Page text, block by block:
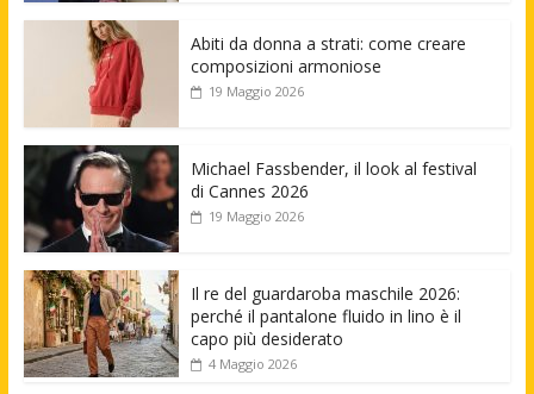
Abiti da donna a strati: come creare
composizioni armoniose
19 Maggio 2026
Michael Fassbender, il look al festival
di Cannes 2026
19 Maggio 2026
Il re del guardaroba maschile 2026:
perché il pantalone fluido in lino è il
capo più desiderato
4 Maggio 2026